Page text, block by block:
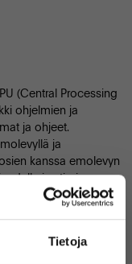
Tietoja
(Central Processing
ohjelmien ja
ja ohjeet.
ja
kanssa emolevyn
ja ytimien
yleiseen